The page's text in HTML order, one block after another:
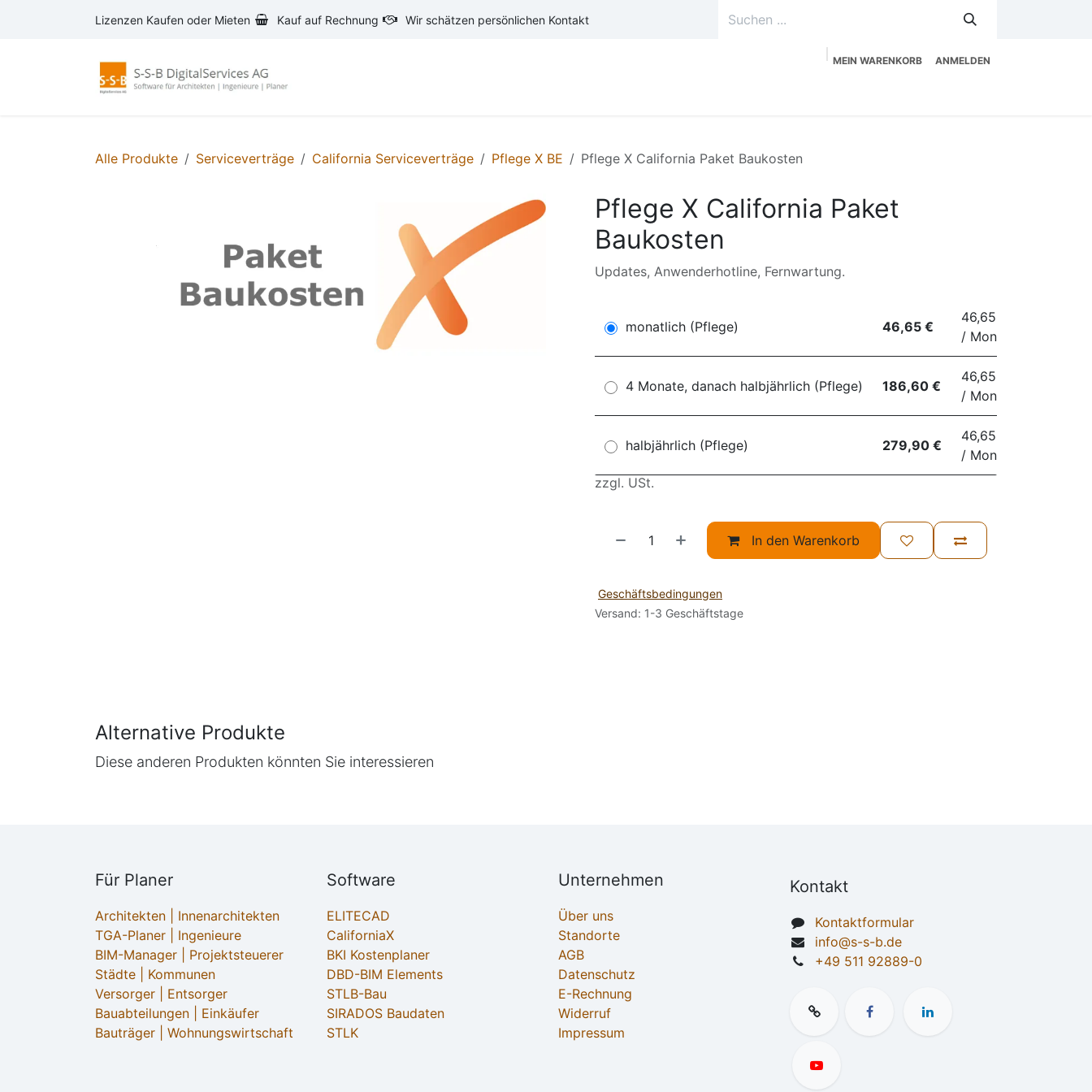
Lizenzen Kaufen oder Mieten Kauf auf Rechnung Wir schätzen persönlichen Kontakt
MEIN WARENKORB ANMELDEN
Alle Produkte Serviceverträge California Serviceverträge Pflege X BE Pflege X California Paket Baukosten
Pflege X California Paket
Baukosten
Updates, Anwenderhotline, Fernwartung.
monatlich (Pflege) 46,65 €
46,65 €
/ Monat
4 Monate, danach halbjährlich (Pflege) 186,60 €
46,65 €
/ Monat
halbjährlich (Pflege) 279,90 €
46,65 €
/ Monat
zzgl. USt.
In den Warenkorb
Geschäftsbedingungen
Versand: 1-3 Geschäftstage
Alternative Produkte
Diese anderen Produkten könnten Sie interessieren
Für Planer
Architekten | Innenarchitekten
TGA-Planer | Ingenieure
BIM-Manager | Projektsteuerer
Städte | Kommunen
Versorger | Entsorger
Bauabteilungen | Einkäufer
Bauträger | Wohnungswirtschaft
Software
ELITECAD
CaliforniaX
BKI Kostenplaner
DBD-BIM Elements
STLB-Bau
SIRADOS Baudaten
STLK
Unternehmen
Über uns
Standorte
AGB
Datenschutz
E-Rechnung
Widerruf
Impressum
Kontakt
Kontaktformular
info@s-s-b.de
+49 511 92889-0